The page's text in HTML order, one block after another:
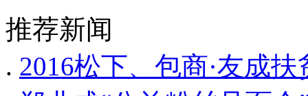
推荐新闻
. 2016松下、包商·友成